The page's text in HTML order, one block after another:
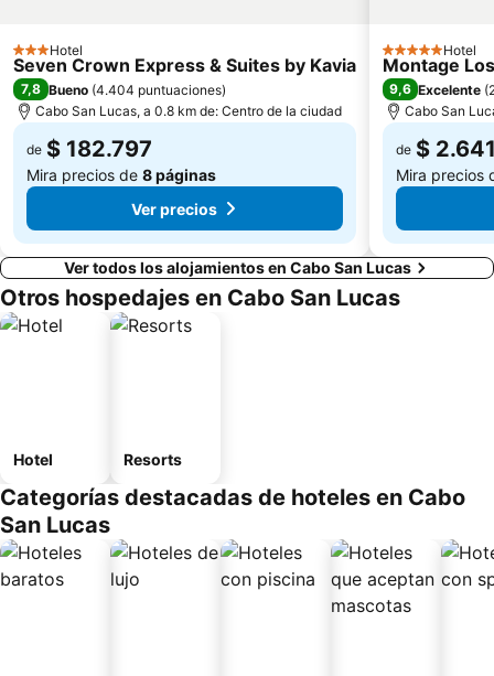
3 Estrellas
Hotel
Seven Crown Express & Suites by Kavia
7,8 Bueno (4.404 puntuaciones)
Cabo San Lucas, a 0.8 km de: Centro de la ciudad
de $ 182.797
Mira precios de 8 páginas
Ver precios
5 EstrellasHotel
Montage
9,6 Excelente (
Cabo San
de $
Mira precios
Ver todos los alojamientos en Cabo San Lucas
Otros hospedajes en Cabo San Lucas
Hotel Resorts
Categorías destacadas de hoteles en Cabo
San Lucas